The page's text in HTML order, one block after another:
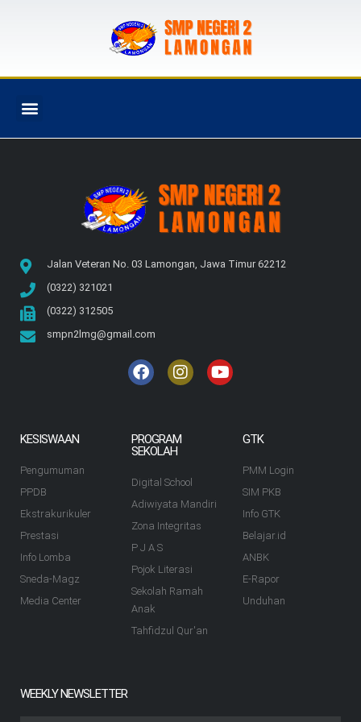
Jalan Veteran No. 03 Lamongan, Jawa Timur 62212
(0322) 321021
(0322) 312505
smpn2lmg@gmail.com
KESISWAAN
Pengumuman
PPDB
Ekstrakurikuler
Prestasi
Info Lomba
Sneda-Magz
Media Center
PROGRAM
SEKOLAH
Digital School
Adiwiyata Mandiri
Zona Integritas
P J A S
Pojok Literasi
Sekolah Ramah
Anak
Tahfidzul Qur'an
GTK
PMM Login
SIM PKB
Info GTK
Belajar.id
ANBK
E-Rapor
Unduhan
WEEKLY NEWSLETTER